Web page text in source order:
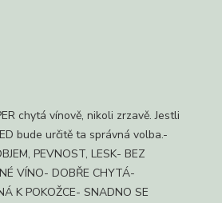
chytá vínově, nikoli zrzavě. Jestli
bude určitě ta správná volba.-
PEVNOST, LESK- BEZ
VÍNO- DOBŘE CHYTÁ-
K POKOŽCE- SNADNO SE